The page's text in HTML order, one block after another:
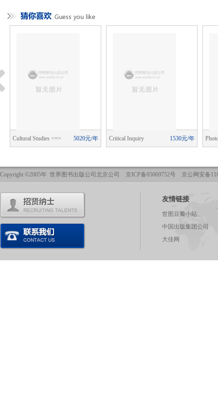
5020元/年
Cultural Studies <=> 1530元/年
Critical Inquiry
Copyright ©2005年 世界图书出版公司北京公司 京ICP备05069752号 京公网安备
友情链接
世图豆瓣小站
中国出版集团公司
大佳网